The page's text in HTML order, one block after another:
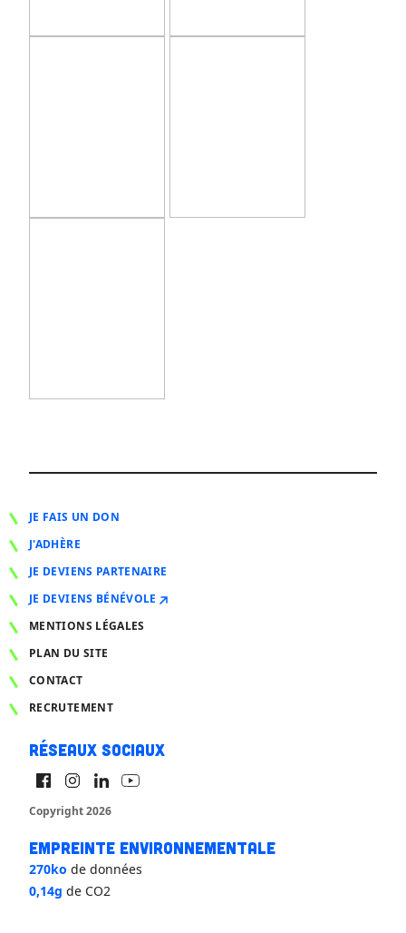
JE FAIS UN DON
J'ADHÈRE
JE DEVIENS PARTENAIRE
JE DEVIENS BÉNÉVOLE
MENTIONS LÉGALES
PLAN DU SITE
CONTACT
RECRUTEMENT
Réseaux sociaux
Copyright 2026
Empreinte environnementale
270ko de données
0,14g de CO2